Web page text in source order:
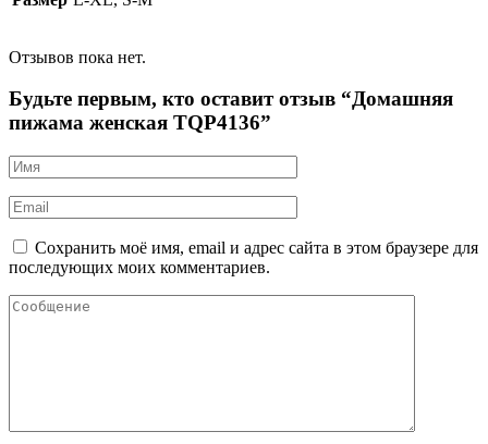
Отзывов пока нет.
Будьте первым, кто оставит отзыв “Домашняя
пижама женская TQP4136”
Сохранить моё имя, email и адрес сайта в этом браузере для
последующих моих комментариев.